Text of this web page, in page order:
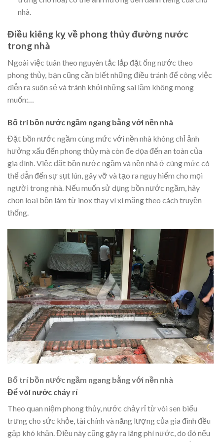
nhà.
Điều kiêng kỵ về phong thủy đường nước
trong nhà
Ngoài việc tuân theo nguyên tắc lắp đặt ống nước theo
phong thủy, bạn cũng cần biết những điều tránh để công việc
diễn ra suôn sẻ và tránh khỏi những sai lầm không mong
muốn:…
Bố trí bồn nước ngầm ngang bằng với nền nhà
Đặt bồn nước ngầm cùng mức với nền nhà không chỉ ảnh
hưởng xấu đến phong thủy mà còn đe dọa đến an toàn của
gia đình. Việc đặt bồn nước ngầm và nền nhà ở cùng mức có
thể dẫn đến sự sụt lún, gãy vỡ và tạo ra nguy hiểm cho mọi
người trong nhà. Nếu muốn sử dụng bồn nước ngầm, hãy
chọn loại bồn làm từ inox thay vì xi măng theo cách truyền
thống.
Bố trí bồn nước ngầm ngang bằng với nền nhà
Để vòi nước chảy rỉ
Theo quan niệm phong thủy, nước chảy rỉ từ vòi sen biểu
trưng cho sức khỏe, tài chính và năng lượng của gia đình đều
gặp khó khăn. Điều này cũng gây ra lãng phí nước, do đó nếu